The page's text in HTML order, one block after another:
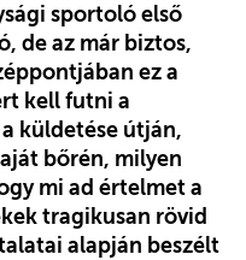
sportoló első
de az már biztos,
ez a
kell futni a
küldetése útján,
bőrén, milyen
mi ad értelmet a
tragikusan rövid
alapján beszélt